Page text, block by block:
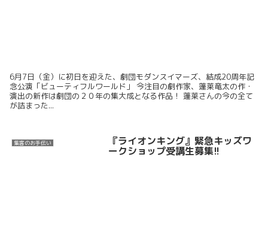
6月7日（金）に初日を迎えた、劇団モダンスイマーズ、結成20周年記
念公演「ビューティフルワールド」 今注目の劇作家、蓬莱竜太の作・
演出の新作は劇団の２０年の集大成となる作品！ 蓬莱さんの今の全て
が詰まった...
集客のお手伝い 『ライオンキング』緊急キッズワ
ークショップ受講生募集!!